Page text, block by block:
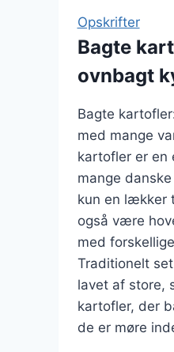
Opskrifter
Bagte
ovnbagt
Bagte
med mange
kartofler er en
mange
kun en lækker
også være
med
Traditionelt
lavet af store,
kartofler, der
de er møre